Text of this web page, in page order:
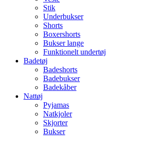
Stik
Underbukser
Shorts
Boxershorts
Bukser lange
Funktionelt undertøj
Badetøj
Badeshorts
Badebukser
Badekåber
Nattøj
Pyjamas
Natkjoler
Skjorter
Bukser